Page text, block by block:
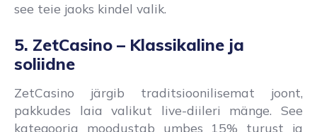
see teie jaoks kindel valik.
5. ZetCasino – Klassikaline ja
soliidne
ZetCasino järgib traditsioonilisemat joont,
pakkudes laia valikut live-diileri mänge. See
kategooria moodustab umbes 15% turust ja